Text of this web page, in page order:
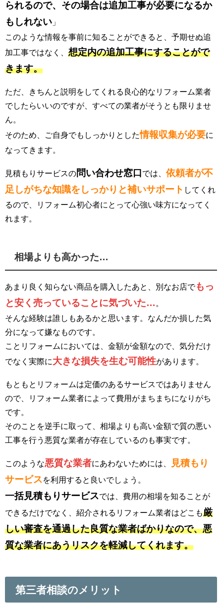
られるので、その場合は追加工事が必要になるか
もしれない 」
このような情報を事前に知ることができると、予期せぬ追
加工事ではなく、 想定内の追加工事にすることがで
きます。
ただ、きちんと説明をしてくれる良心的なリフォーム業者
でしたらいいのですが、すべての業者がそうとも限りませ
ん。
そのため、ご自身でもしっかりとした情報収集が必要に
なってきます。
見積もりサービスの問い合わせ窓口 では、 依頼者が不
足しがちな知識をしっかりと補いサポート してくれ
るので、リフォーム初心者にとって心強い味方になってく
れます。
相場よりも高かった…
あまり良く知らない商品を購入したあと、別なお店でもっ
と安く売っていることに気づいた…
そんな経験は誰しもあるかと思います。なんだか損した気
分になって嫌なものです。
ことリフォームにおいては、金額が金額なので、気分だけ
でなく実際に大きな損失を生む可能性があります。
もともとリフォームは定価のあるサービスではありません
ので、リフォーム業者によって費用がまちまちになりがち
です。
そのことを逆手に取って、相場よりも高い金額で質の悪い
工事を行う悪質な業者が存在しているのも事実です。
このような悪質な業者にあわないためには、
見積もり
サービス を利用すると良いでしょう。
一括見積もりサービスでは、費用の相場を知ることが
できるだけでなく、紹介されるリフォーム業者はどこも厳
しい審査を通過した良質な業者ばかりなので、悪
質な業者にあうリスクを軽減してくれます。
第三者相談のメリット